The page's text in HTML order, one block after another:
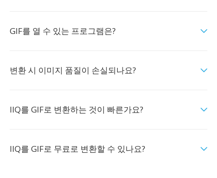
GIF를 열 수 있는 프로그램은?
변환 시 이미지 품질이 손실되나요?
IIQ를 GIF로 변환하는 것이 빠른가요?
IIQ를 GIF로 무료로 변환할 수 있나요?